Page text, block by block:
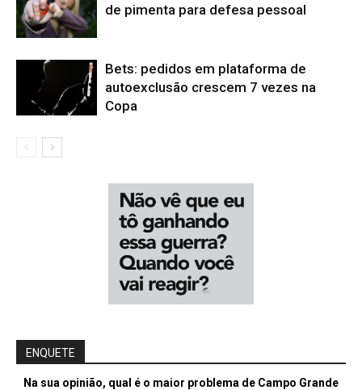
de pimenta para defesa pessoal
Bets: pedidos em plataforma de
autoexclusão crescem 7 vezes na
Copa
ENQUETE
Na sua opinião, qual é o maior problema de Campo Grande